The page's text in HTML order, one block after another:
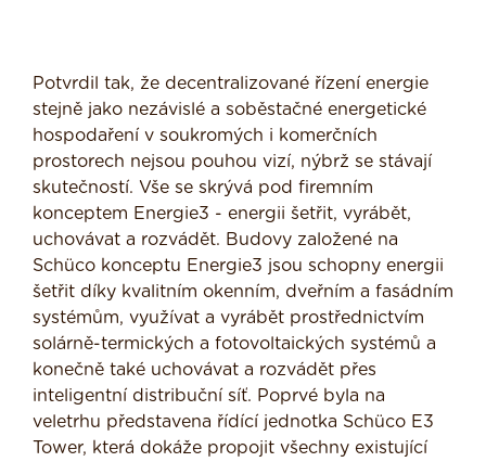
Potvrdil tak, že decentralizované řízení energie
stejně jako nezávislé a soběstačné energetické
hospodaření v soukromých i komerčních
prostorech nejsou pouhou vizí, nýbrž se stávají
skutečností. Vše se skrývá pod firemním
konceptem Energie3 - energii šetřit, vyrábět,
uchovávat a rozvádět. Budovy založené na
Schüco konceptu Energie3 jsou schopny energii
šetřit díky kvalitním okenním, dveřním a fasádním
systémům, využívat a vyrábět prostřednictvím
solárně-termických a fotovoltaických systémů a
konečně také uchovávat a rozvádět přes
inteligentní distribuční síť. Poprvé byla na
veletrhu představena řídící jednotka Schüco E3
Tower, která dokáže propojit všechny existující